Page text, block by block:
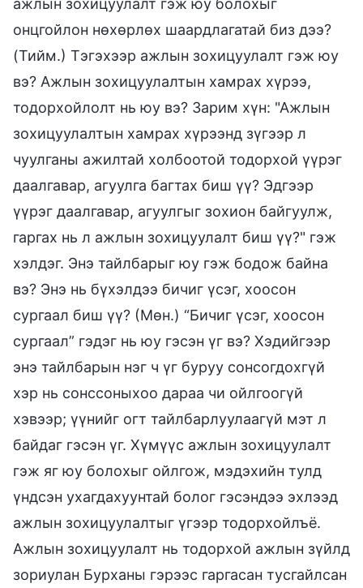
ажлын зохицуулалт гэж юу болохыг
онцгойлон нөхөрлөх шаардлагатай биз дээ?
(Тийм.) Тэгэхээр ажлын зохицуулалт гэж юу
вэ? Ажлын зохицуулалтын хамрах хүрээ,
тодорхойлолт нь юу вэ? Зарим хүн: "Ажлын
зохицуулалтын хамрах хүрээнд зүгээр л
чуулганы ажилтай холбоотой тодорхой үүрэг
даалгавар, агуулга багтах биш үү? Эдгээр
үүрэг даалгавар, агуулгыг зохион байгуулж,
гаргах нь л ажлын зохицуулалт биш үү?" гэж
хэлдэг. Энэ тайлбарыг юу гэж бодож байна
вэ? Энэ нь бүхэлдээ бичиг үсэг, хоосон
сургаал биш үү? (Мөн.) “Бичиг үсэг, хоосон
сургаал” гэдэг нь юу гэсэн үг вэ? Хэдийгээр
энэ тайлбарын нэг ч үг буруу сонсогдохгүй
хэр нь сонссоныхоо дараа чи ойлгоогүй
хэвээр; үүнийг огт тайлбарлуулаагүй мэт л
байдаг гэсэн үг. Хүмүүс ажлын зохицуулалт
гэж яг юу болохыг ойлгож, мэдэхийн тулд
үндсэн ухагдахуунтай болог гэсэндээ эхлээд
ажлын зохицуулалтыг үгээр тодорхойлъё.
Ажлын зохицуулалт нь тодорхой ажлын зүйлд
зориулан Бурханы гэрээс гаргасан тусгайлсан